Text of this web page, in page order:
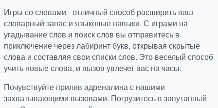
Игры со словами - отличный способ расширить ваш
словарный запас и языковые навыки. С играми на
угадывание слов и поиск слов вы отправитесь в
приключение через лабиринт букв, открывая скрытые
слова и составляя свои списки слов. Это веселый способ
учить новые слова, и вызов увлечет вас на часы.
Почувствуйте прилив адреналина с нашими
захватывающими вызовами. Погрузитесь в запутанный